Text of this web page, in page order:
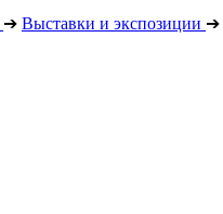
➔ Выставки и экспозиции ➔